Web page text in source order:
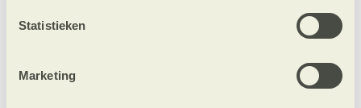
Statistieken
Marketing